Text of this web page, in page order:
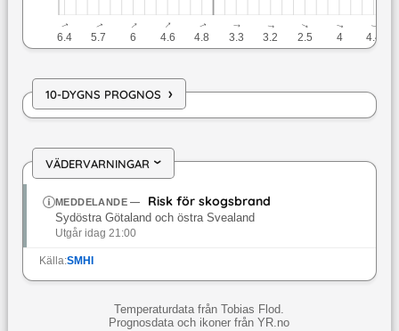
↓
6.4
↓
5.7
↓
6
↓
4.6
↓
4.8
↓
3.3
↓
3.2
↓
2.5
↓
4
↓
4.4
10-DYGNS PROGNOS ›
VÄDERVARNINGAR›
MEDDELANDE— Risk för skogsbrand
Sydöstra Götaland och östra Svealand
Utgår idag 21:00
Källa:SMHI
Temperaturdata från Tobias Flod.
Prognosdata och ikoner från YR.no